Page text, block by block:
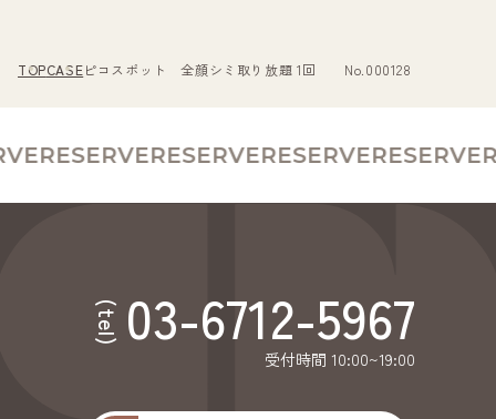
TOPCASEピコスポット 全顔シミ取り放題 1回 No.000128
RESERVERESERVERESERVERESERVE
(tel) 03-6712-5967
受付時間 10:00~19:00